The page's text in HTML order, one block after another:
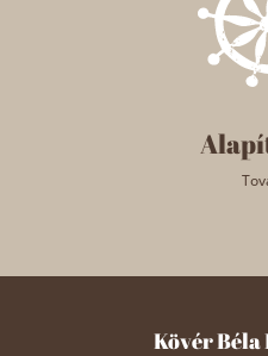
Kövér Béla